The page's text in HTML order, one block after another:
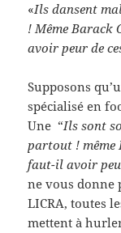
«Ils dansent
! Même Barack
avoir peur de
Supposons
spécialisé en
Une “Ils sont
partout ! même
faut-il avoir
ne vous donne
LICRA, toutes
mettent à